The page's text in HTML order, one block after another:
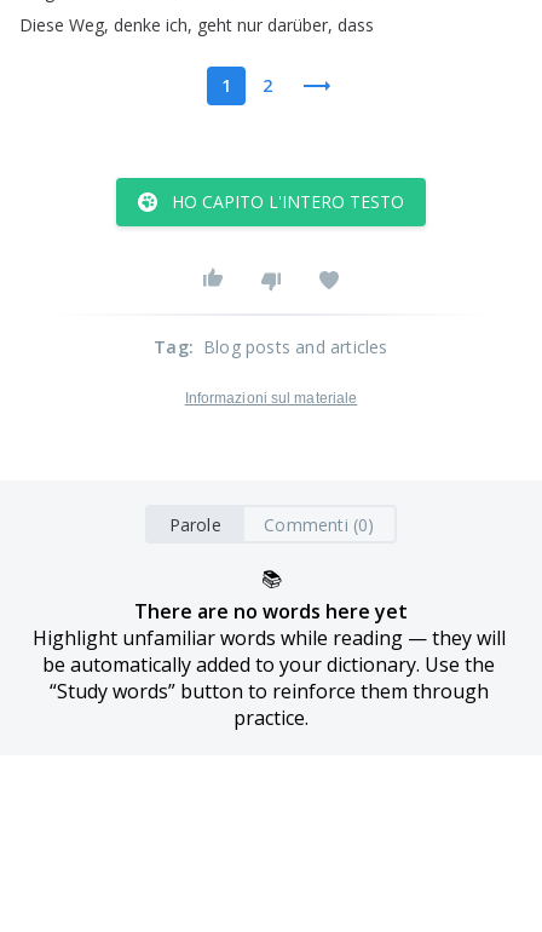
Diese Weg, denke ich, geht nur darüber, dass
1 2
HO CAPITO L'INTERO TESTO
Tag: Blog posts and articles
Informazioni sul materiale
Parole Commenti (0)
📚
There are no words here yet
Highlight unfamiliar words while reading — they will
be automatically added to your dictionary. Use the
“Study words” button to reinforce them through
practice.